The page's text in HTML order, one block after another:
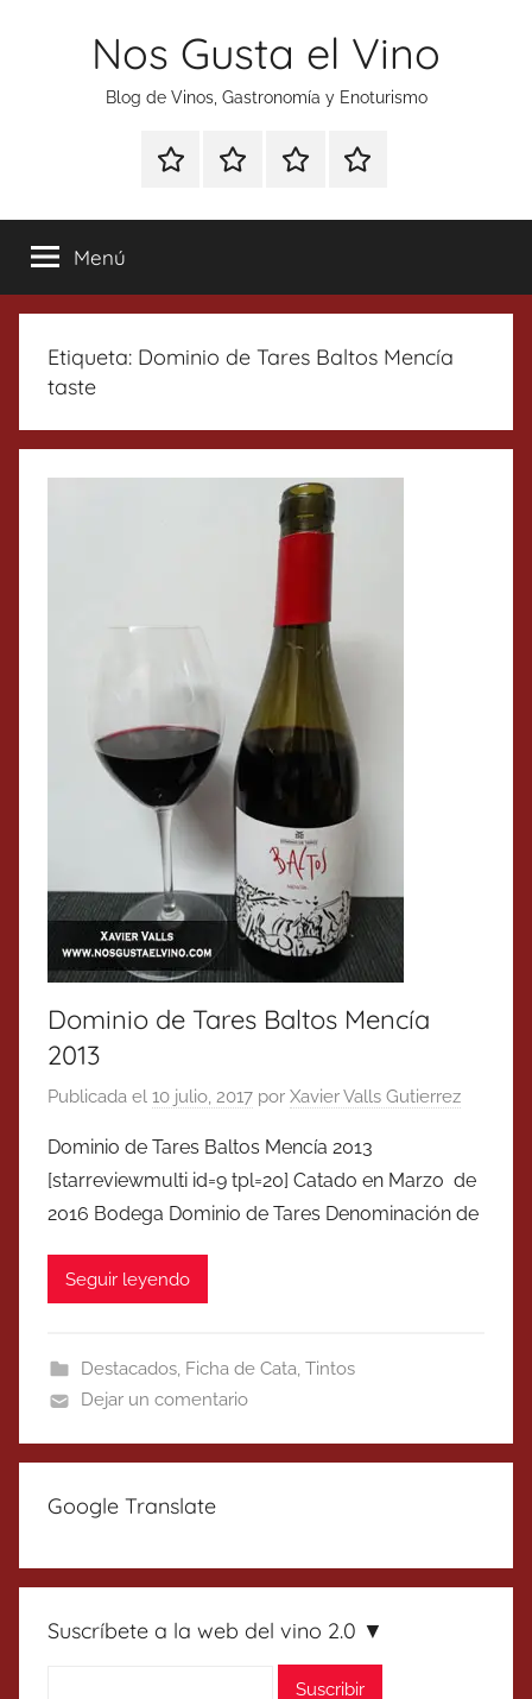
Nos Gusta el Vino
Blog de Vinos, Gastronomía y Enoturismo
Especial
Tonics
Enoturismo
Gastronomía
RankingContacto
Menú
Etiqueta: Dominio de Tares Baltos Mencía
taste
Dominio de Tares Baltos Mencía
2013
Publicada el 10 julio, 2017 por Xavier Valls Gutierrez
Dominio de Tares Baltos Mencía 2013
[starreviewmulti id=9 tpl=20] Catado en Marzo de
2016 Bodega Dominio de Tares Denominación de
Seguir leyendo
Destacados, Ficha de Cata, Tintos
Dejar un comentario
Google Translate
Suscríbete a la web del vino 2.0 ▼